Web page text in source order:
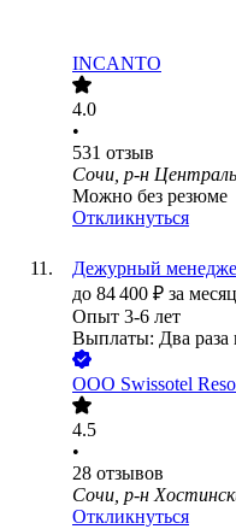
INCANTO
4.0
•
531 отзыв
Сочи, р-н
Можно без резюме
Откликнуться
Дежурный
до 84 400 ₽ за
Опыт 3-6 лет
Выплаты: Два раза
ООО Swissotel
4.5
•
28 отзывов
Сочи, р-н
Откликнуться